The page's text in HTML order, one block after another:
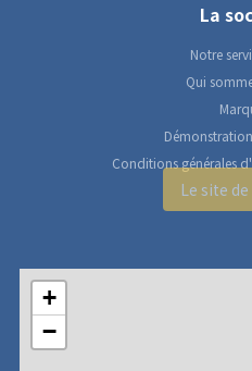
La
Notre
Qui
Conditions générales
Le site